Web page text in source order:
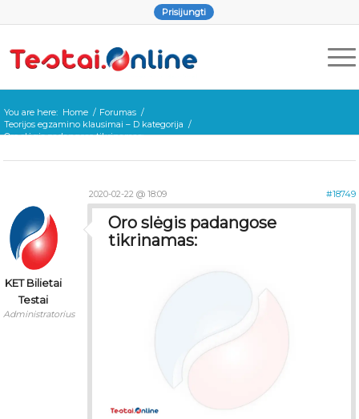
Prisijungti
You are here: Home / Forumas /
Teorijos egzamino klausimai – D kategorija /
Oro slėgis padangose tikrinamas:
2020-02-22 @ 18:09 #18749
KET Bilietai
Testai
Administratorius
Oro slėgis padangose
tikrinamas: